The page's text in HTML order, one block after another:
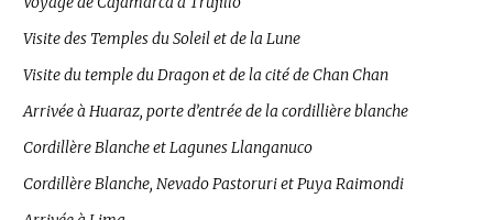
Visite des Temples du Soleil et de la Lune
Visite du temple du Dragon et de la cité de Chan Chan
Arrivée à Huaraz, porte d’entrée de la cordillière blanche
Cordillère Blanche et Lagunes Llanganuco
Cordillère Blanche, Nevado Pastoruri et Puya Raimondi